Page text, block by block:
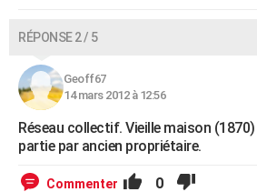
RÉPONSE 2 / 5
Geoff67
14 mars 2012 à 12:56
Réseau collectif. Vieille maison
partie par ancien propriétaire.
Commenter 0